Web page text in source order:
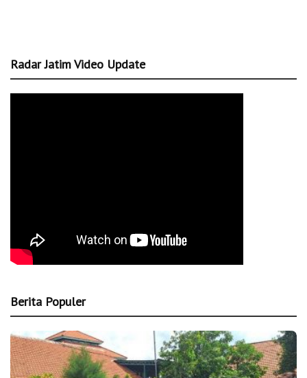
Radar Jatim Video Update
Berita Populer